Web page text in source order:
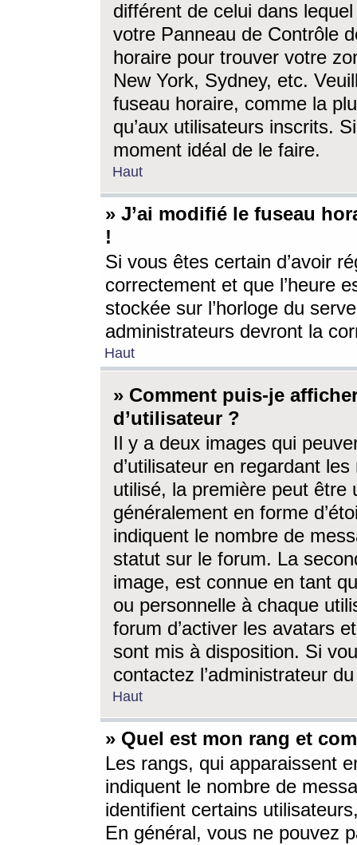
différent de celui dans
votre Panneau de Contrôle
horaire pour trouver votre
New York, Sydney, etc.
fuseau horaire, comme la
qu’aux utilisateurs inscrits.
moment idéal de le faire.
Haut
» J’ai modifié le fuseau
!
Si vous êtes certain d’avoir
correctement et que l’heure
stockée sur l’horloge du
administrateurs devront la
Haut
» Comment puis-je
d’utilisateur ?
Il y a deux images qui
d’utilisateur en regardant
utilisé, la première peut être
généralement en forme
indiquent le nombre de
statut sur le forum. La
image, est connue en tant
ou personnelle à chaque
forum d’activer les avatars
sont mis à disposition. Si
contactez l’administrateur
Haut
» Quel est mon rang et
Les rangs, qui apparaissent
indiquent le nombre de
identifient certains
En général, vous ne pouvez